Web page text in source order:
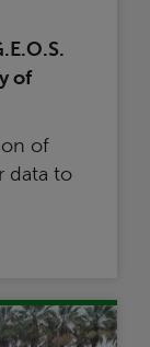
of
of
data to